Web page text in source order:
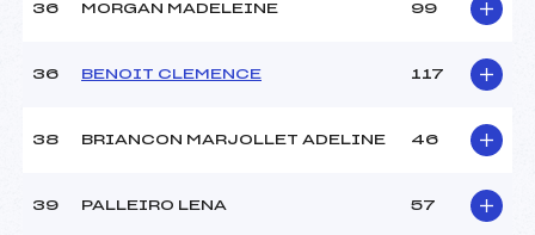
36 MORGAN MADELEINE 99
36 BENOIT CLEMENCE 117
38 BRIANCON MARJOLLET ADELINE 46
39 PALLEIRO LENA 57